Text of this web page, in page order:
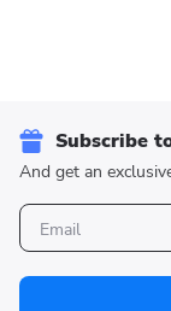
Subscribe
And get an